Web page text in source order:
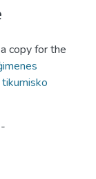
copy for the